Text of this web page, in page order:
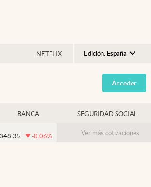
NETFLIX Edición: España
Argentina
España
USA
Colombia
Acceder
BANCA SEGURIDAD SOCIAL
-0.06% Ver más cotizaciones